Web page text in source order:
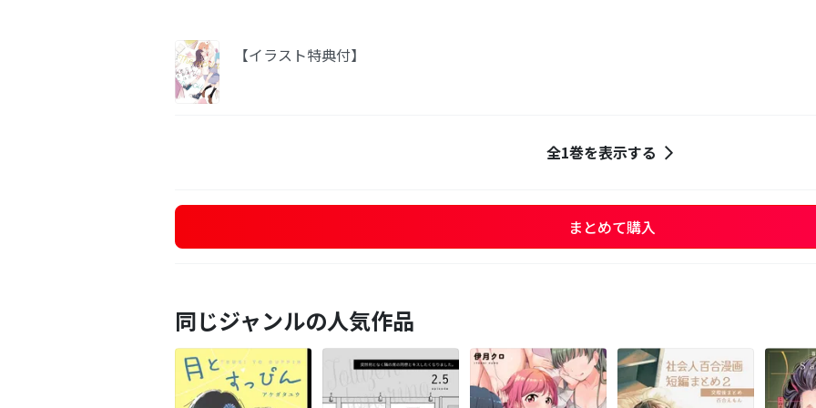
【イラスト特典付】
全1巻を表示する
まとめて購入
同じジャンルの人気作品